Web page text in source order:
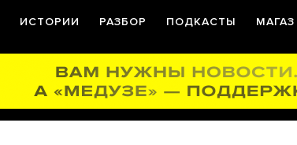
ИСТОРИИ РАЗБОР ПОДКАСТЫ МАГАЗ